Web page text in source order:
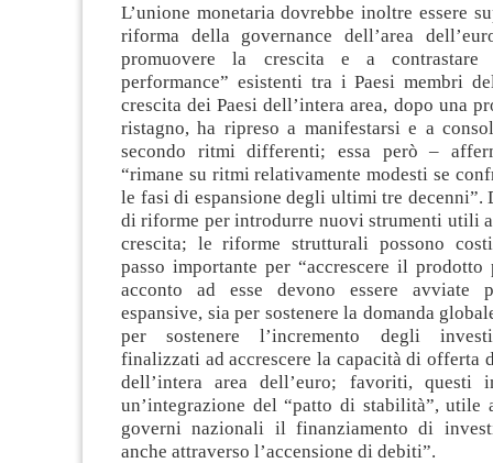
L’unione monetaria dovrebbe inoltre essere
riforma della governance dell’area
promuovere la crescita e a contrastare
performance” esistenti tra i Paesi membri
crescita dei Paesi dell’intera area, dopo una
ristagno, ha ripreso a manifestarsi e a
secondo ritmi differenti; essa però –
“rimane su ritmi relativamente modesti se
le fasi di espansione degli ultimi tre decenni”.
di riforme per introdurre nuovi strumenti utili
crescita; le riforme strutturali possono
passo importante per “accrescere il prodotto
acconto ad esse devono essere avviate
espansive, sia per sostenere la domanda
per sostenere l’incremento degli
finalizzati ad accrescere la capacità di offerta
dell’intera area dell’euro; favoriti, questi
un’integrazione del “patto di stabilità”, utile
governi nazionali il finanziamento di
anche attraverso l’accensione di debiti”.